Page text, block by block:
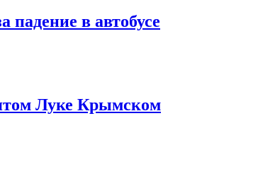
падение в автобусе
Луке Крымском